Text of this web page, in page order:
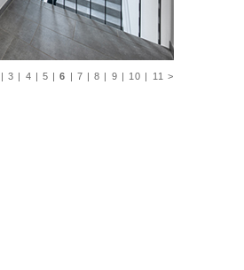
|3 | 4 | 5 |6 | 7 |8 | 9 | 10 | 11 >